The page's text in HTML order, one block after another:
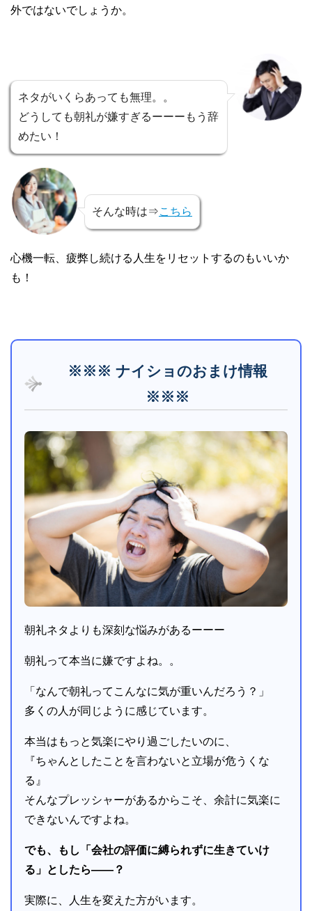
外ではないでしょうか。
ネタがいくらあっても無理。。
どうしても朝礼が嫌すぎるーーーもう辞
めたい！
そんな時は⇒こちら
心機一転、疲弊し続ける人生をリセットするのもいいか
も！
※※※ ナイショのおまけ情報
※※※
朝礼ネタよりも深刻な悩みがあるーーー
朝礼って本当に嫌ですよね。。
「なんで朝礼ってこんなに気が重いんだろう？」
多くの人が同じように感じています。
本当はもっと気楽にやり過ごしたいのに、
『ちゃんとしたことを言わないと立場が危うくな
る』
そんなプレッシャーがあるからこそ、余計に気楽に
できないんですよね。
でも、もし「会社の評価に縛られずに生きていけ
る」としたら――？
実際に、人生を変えた方がいます。